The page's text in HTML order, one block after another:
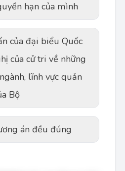
hạn của mình
của đại biểu Quốc
của cử tri về những
lĩnh vực quản
Bộ
án đều đúng